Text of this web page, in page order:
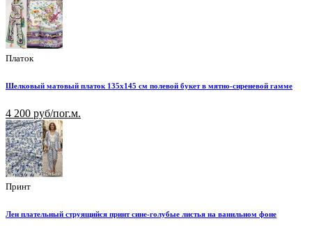
Платок
Шелковый матовый платок 135х145 см полевой букет в мятно-сиреневой гамме
4 200 руб/пог.м.
Принт
Лен плательный струящийся принт сине-голубые листья на ванильном фоне